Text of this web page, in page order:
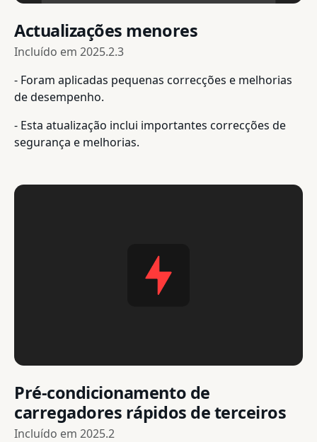
Actualizações menores
Incluído em 2025.2.3
- Foram aplicadas pequenas correcções e melhorias
de desempenho.
- Esta atualização inclui importantes correcções de
segurança e melhorias.
Pré-condicionamento de
carregadores rápidos de terceiros
Incluído em 2025.2